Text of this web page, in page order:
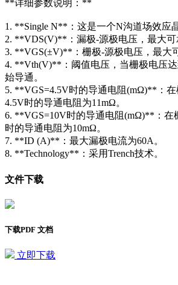
**详细参数说明：**
1. **Single N**：这是一个N沟道场效应
2. **VDS(V)**：漏极-源极电压，最大可
3. **VGS(±V)**：栅极-源极电压，最大
4. **Vth(V)**：阈值电压，当栅极电压
始导通。
5. **VGS=4.5V时的导通电阻(mΩ)**：
4.5V时的导通电阻为11mΩ。
6. **VGS=10V时的导通电阻(mΩ)**：在
时的导通电阻为10mΩ。
7. **ID (A)**：最大漏极电流为60A。
8. **Technology**：采用Trench技术。
文件下载
下载PDF 文档
立即下载